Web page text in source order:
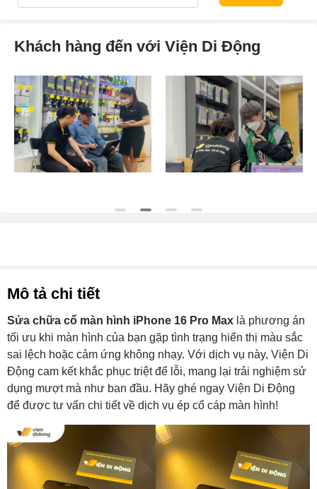
Khách hàng đến với Viện Di Động
Mô tả chi tiết
Sửa chữa cổ màn hình iPhone 16 Pro Max là phương án
tối ưu khi màn hình của bạn gặp tình trạng hiển thị màu sắc
sai lệch hoặc cảm ứng không nhạy. Với dịch vụ này, Viện Di
Động cam kết khắc phục triệt để lỗi, mang lại trải nghiệm sử
dụng mượt mà như ban đầu. Hãy ghé ngay Viện Di Động
để được tư vấn chi tiết về dịch vụ ép cổ cáp màn hình!